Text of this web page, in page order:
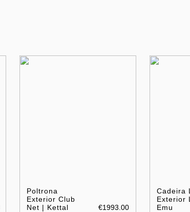
Poltrona
Exterior Club
Net | Kettal
€1993.00
Cadeira
Exterior
Emu